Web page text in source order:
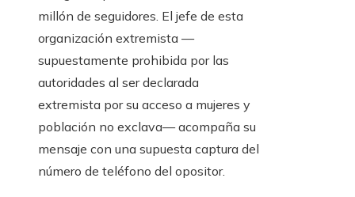
millón de seguidores. El jefe de esta
organización extremista —
supuestamente prohibida por las
autoridades al ser declarada
extremista por su acceso a mujeres y
población no exclava— acompaña su
mensaje con una supuesta captura del
número de teléfono del opositor.